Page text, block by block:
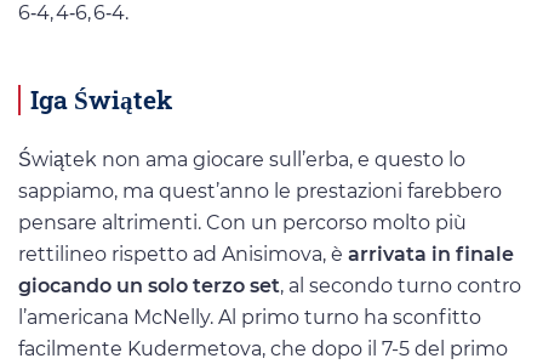
6‑4, 4‑6, 6‑4.
Iga Świątek
Świątek non ama giocare sull’erba, e questo lo
sappiamo, ma quest’anno le prestazioni farebbero
pensare altrimenti. Con un percorso molto più
rettilineo rispetto ad Anisimova, è arrivata in finale
giocando un solo terzo set, al secondo turno contro
l’americana McNelly. Al primo turno ha sconfitto
facilmente Kudermetova, che dopo il 7-5 del primo